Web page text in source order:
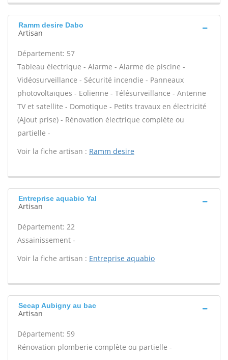
Ramm desire Dabo
Artisan
Département: 57
Tableau électrique - Alarme - Alarme de piscine -
Vidéosurveillance - Sécurité incendie - Panneaux
photovoltaïques - Eolienne - Télésurveillance - Antenne
TV et satellite - Domotique - Petits travaux en électricité
(Ajout prise) - Rénovation électrique complète ou
partielle -
Voir la fiche artisan : Ramm desire
Entreprise aquabio Yal
Artisan
Département: 22
Assainissement -
Voir la fiche artisan : Entreprise aquabio
Secap Aubigny au bac
Artisan
Département: 59
Rénovation plomberie complète ou partielle -